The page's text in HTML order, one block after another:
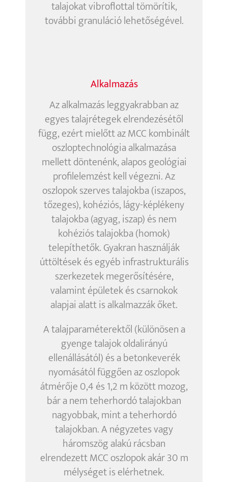
talajokat vibroflottal tömörítik,
további granuláció lehetőségével.
Alkalmazás
Az alkalmazás leggyakrabban az
egyes talajrétegek elrendezésétől
függ, ezért mielőtt az MCC kombinált
oszloptechnológia alkalmazása
mellett döntenénk, alapos geológiai
profilelemzést kell végezni. Az
oszlopok szerves talajokba (iszapos,
tőzeges), kohéziós, lágy-képlékeny
talajokba (agyag, iszap) és nem
kohéziós talajokba (homok)
telepíthetők. Gyakran használják
úttöltések és egyéb infrastrukturális
szerkezetek megerősítésére,
valamint épületek és csarnokok
alapjai alatt is alkalmazzák őket.
A talajparaméterektől (különösen a
gyenge talajok oldalirányú
ellenállásától) és a betonkeverék
nyomásától függően az oszlopok
átmérője 0,4 és 1,2 m között mozog,
bár a nem teherhordó talajokban
nagyobbak, mint a teherhordó
talajokban. A négyzetes vagy
háromszög alakú rácsban
elrendezett MCC oszlopok akár 30 m
mélységet is elérhetnek.